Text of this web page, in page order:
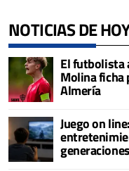
NOTICIAS DE HOY
El futbolista
Molina ficha
Almería
Juego on
generaciones